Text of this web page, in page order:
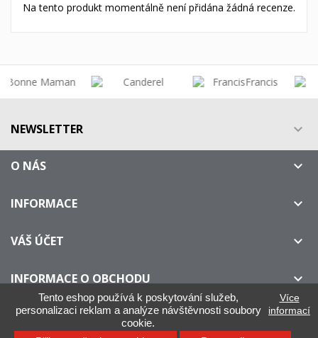
Tento eshop používá k poskytování služeb,
personalizaci reklam a analýze návštěvnosti soubory
cookie.
Více
informací
Na tento produkt momentálně není přidána žádná recenze.
NEWSLETTER 
O NÁS 
INFORMACE 
VÁŠ ÚČET 
INFORMACE O OBCHODU 
IllyOnline.cz - Není oficiálním distributorem kávy ILLY